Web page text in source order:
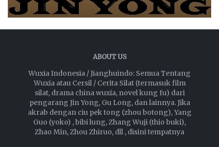
ABOUT US
Wuxia Indonesia / Jianghuindo: Semua Tentang
Wuxia atau Cersil / Cerita Silat (termasuk film
silat, drama china wuxia, novel kung fu) dari
pengarang Jin Yong, Gu Long, dan lainnya. Jika
akrab dengan ciu pek tong (zhou botong), Yang
Guo (yoko) , bibi lung, Zhang Wuji (thio buki),
Zhao Min, Zhou Zhiruo, dll , disini tempatnya